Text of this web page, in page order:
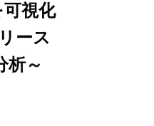
可視化
ース
析～